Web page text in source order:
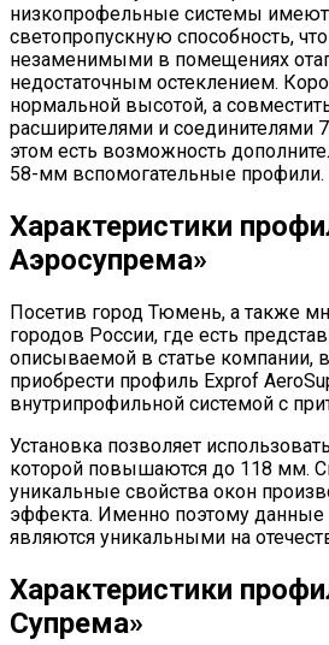
низкопрофельные системы
светопропускную способность,
незаменимыми в помещениях
недостаточным остеклением.
нормальной высотой, а
расширителями и соединителями
этом есть возможность
58-мм вспомогательные профили.
Характеристики
Аэросупрема»
Посетив город Тюмень, а также
городов России, где есть
описываемой в статье компании,
приобрести профиль Exprof
внутрипрофильной системой с
Установка позволяет
которой повышаются до 118 мм.
уникальные свойства окон
эффекта. Именно поэтому данные
являются уникальными на
Характеристики
Супрема»